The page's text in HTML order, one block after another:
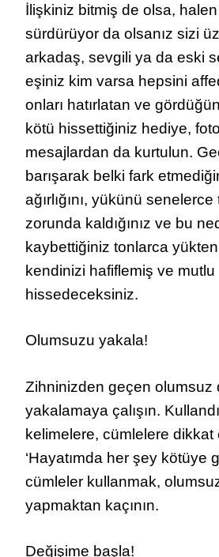
İlişkiniz bitmiş de olsa,
sürdürüyor da olsanız sizi
arkadaş, sevgili ya da eski
eşiniz kim varsa hepsini
onları hatırlatan ve
kötü hissettiğiniz hediye,
mesajlardan da kurtulun.
barışarak belki fark
ağırlığını, yükünü senelerce
zorunda kaldığınız ve bu
kaybettiğiniz tonlarca
kendinizi hafiflemiş ve mutlu
hissedeceksiniz.
Olumsuzu yakala!
Zihninizden geçen olumsuz
yakalamaya çalışın.
kelimelere, cümlelere dikkat
‘Hayatımda her şey kötüye
cümleler kullanmak,
yapmaktan kaçının.
Değişime başla!